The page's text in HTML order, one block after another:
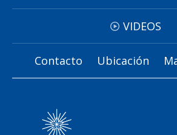
VIDEOS
Contacto Ubicación